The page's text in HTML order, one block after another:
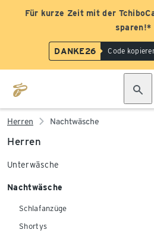
Für kurze Zeit mit der
sparen!*
DANKE26 Code
Herren Nachtwäsche
Herren
Unterwäsche
Nachtwäsche
Schlafanzüge
Shortys